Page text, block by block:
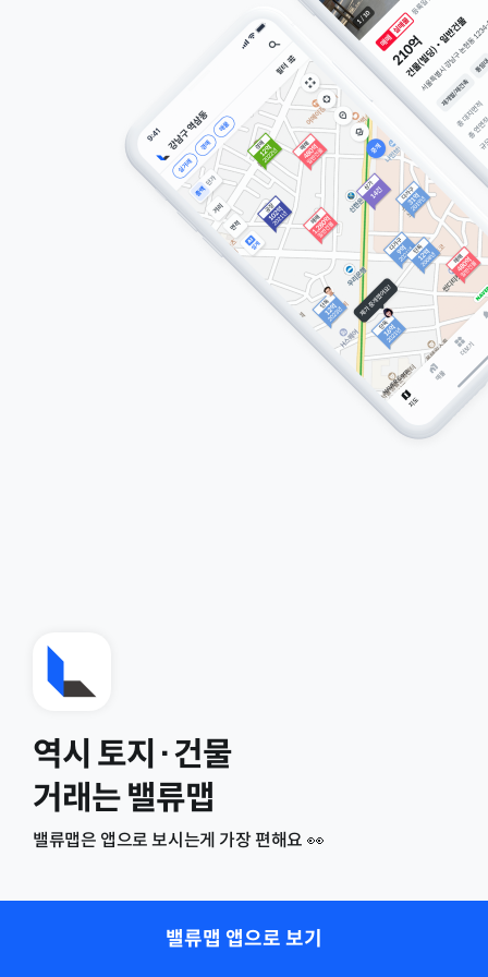
역시 토지·건물
거래는 밸류맵
밸류맵은 앱으로 보시는게 가장 편해요 👀
밸류맵 앱으로 보기